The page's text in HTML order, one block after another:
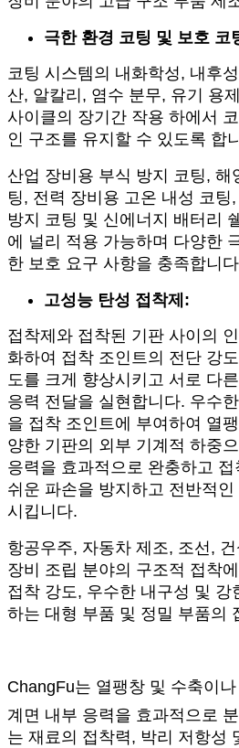
극한 환경 코팅 및 보호 코
코팅 시스템의 내화학성, 내후
산, 알칼리, 염수 분무, 유기 용
사이클의 장기간 작용 하에서
인 구조를 유지할 수 있도록 합
산업 장비용 부식 방지 코팅, 해
팅, 전력 장비용 고온 내성 코팅
방지 코팅 및 신에너지 배터리
에 널리 적용 가능하며 다양한
한 보호 요구 사항을 충족합니
고성능 탄성 접착제:
접착제와 접착된 기판 사이의
화하여 접착 조인트의 전단 강
도를 크게 향상시키고 서로 다
응력 전달을 실현합니다. 우수
을 접착 조인트에 부여하여 열
양한 기판의 외부 기계적 하중
응력을 효과적으로 완충하고
쉬운 파손을 방지하고 전반적
시킵니다.
항공우주, 자동차 제조, 조선,
장비 조립 분야의 구조적 접착
접착 강도, 우수한 내구성 및 강
하는 대형 부품 및 정밀 부품의
ChangFu는 열팽창 및 수축이
계면 내부 응력을 효과적으로
는 재료의 접착력, 박리 저항성